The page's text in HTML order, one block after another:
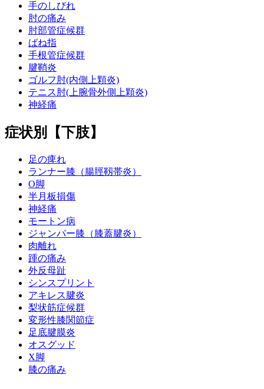
手のしびれ
肘の痛み
肘部管症候群
ばね指
手根管症候群
腱鞘炎
ゴルフ肘(内側上顆炎)
テニス肘(上腕骨外側上顆炎)
神経痛
症状別【下肢】
足の痺れ
ランナー膝（腸脛靱帯炎）
O脚
半月板損傷
神経痛
モートン病
ジャンパー膝（膝蓋腱炎）
肉離れ
踵の痛み
外反母趾
シンスプリント
アキレス腱炎
梨状筋症候群
変形性膝関節症
足底腱膜炎
オスグッド
X脚
膝の痛み